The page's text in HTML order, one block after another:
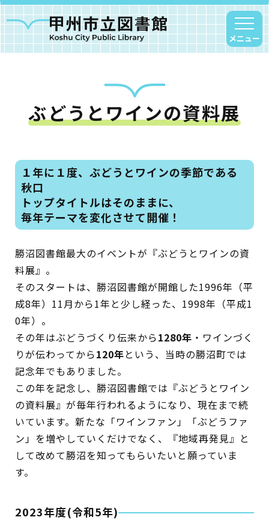
メニュー
ぶどうとワインの資料展
１年に１度、ぶどうとワインの季節である
秋口
トップタイトルはそのままに、
毎年テーマを変化させて開催！
勝沼図書館最大のイベントが『ぶどうとワインの資
料展』。
そのスタートは、勝沼図書館が開館した1996年（平
成8年）11月から1年と少し経った、1998年（平成1
0年）。
その年はぶどうづくり伝来から1280年 ・ワインづく
りが伝わってから120年という、当時の勝沼町では
記念年でもありました。
この年を記念し、勝沼図書館では『ぶどうとワイン
の資料展』が毎年行われるようになり、現在まで続
いています。新たな「ワインファン」「ぶどうファ
ン」を増やしていくだけでなく、『地域再発見』と
して改めて勝沼を知ってもらいたいと願っていま
す。
2023年度(令和5年)
甲州市図書館について
塩山図書館
大和図書館
甘草屋敷子ども図書館
読書アニマシオン
お知らせ
イベント
よくあるご質問
マンガ「雨宮敬二郎」
スポンサー企業
リンク集
申請書ダウンロード